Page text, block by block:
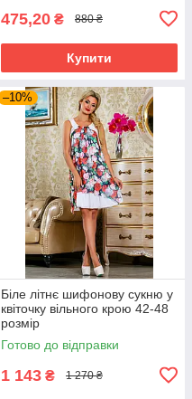
475,20 ₴ 880 ₴
Купити
–10%
Біле літнє шифонову сукню у
квіточку вільного крою 42-48
розмір
Готово до відправки
1 143 ₴ 1 270 ₴